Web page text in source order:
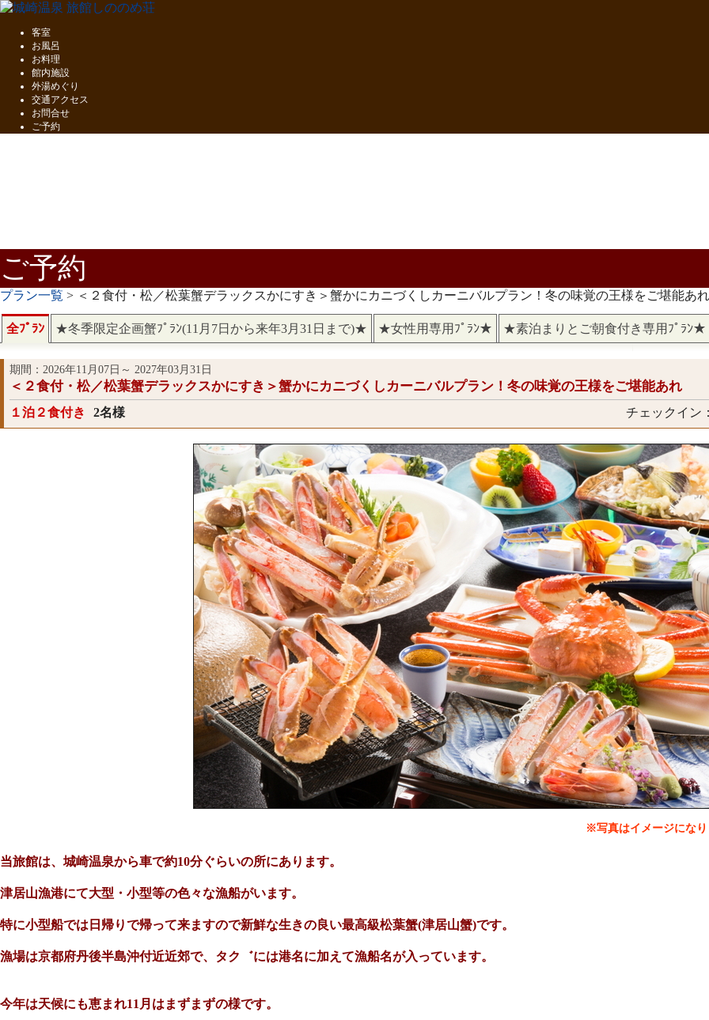
客室
お風呂
お料理
館内施設
外湯めぐり
交通アクセス
お問合せ
ご予約
ご予約
プラン一覧 > ＜２食付・松／松葉蟹デラックスかにすき＞蟹かにカニづくしカーニバルプラン！冬の味覚の王様をご堪能あれ
全ﾌﾟﾗﾝ ★冬季限定企画蟹ﾌﾟﾗﾝ(11月7日から来年3月31日まで)★ ★女性用専用ﾌﾟﾗﾝ★ ★素泊まりとご朝食付き専用ﾌﾟﾗﾝ★
期間：2026年11月07日～ 2027年03月31日
＜２食付・松／松葉蟹デラックスかにすき＞蟹かにカニづくしカーニバルプラン！冬の味覚の王様をご堪能あれ
１泊２食付き 2名様 チェックイン
※写真はイメージにな
当旅館は、城崎温泉から車で約10分ぐらいの所にあります。
津居山漁港にて大型・小型等の色々な漁船がいます。
特に小型船では日帰りで帰って来ますので新鮮な生きの良い最高級松葉蟹(津居山蟹)です。
漁場は京都府丹後半島沖付近近郊で、 タク゛には港名に加えて漁船名が入っています。
今年は天候にも恵まれ11月はまずまずの様です。